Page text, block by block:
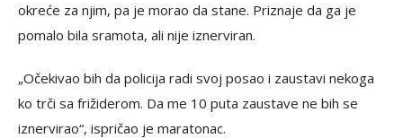
okreće za njim, pa je morao da stane. Priznaje da ga je
pomalo bila sramota, ali nije iznerviran.
„Očekivao bih da policija radi svoj posao i zaustavi nekoga
ko trči sa frižiderom. Da me 10 puta zaustave ne bih se
iznervirao“, ispričao je maratonac.